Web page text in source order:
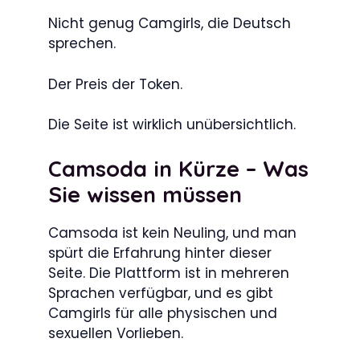
Nicht genug Camgirls, die Deutsch
sprechen.
Der Preis der Token.
Die Seite ist wirklich unübersichtlich.
Camsoda in Kürze – Was
Sie wissen müssen
Camsoda ist kein Neuling, und man
spürt die Erfahrung hinter dieser
Seite. Die Plattform ist in mehreren
Sprachen verfügbar, und es gibt
Camgirls für alle physischen und
sexuellen Vorlieben.